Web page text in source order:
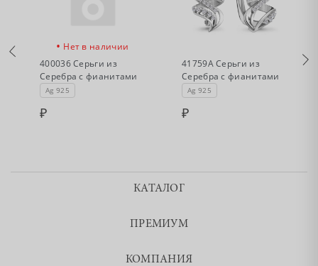
• Нет в наличии
400036 Серьги из
Серебра с фианитами
Ag 925
41759А Серьги из
Серебра с фианитами
Ag 925
КАТАЛОГ
ПРЕМИУМ
КОМПАНИЯ